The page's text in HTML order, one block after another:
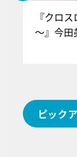
『クロ
～』今
ピック